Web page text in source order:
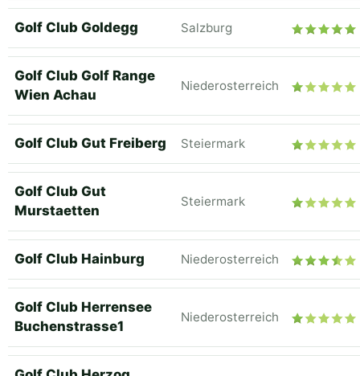
Golf Club Goldegg Salzburg
Golf Club Golf Range
Wien Achau
Niederosterreich
Golf Club Gut Freiberg Steiermark
Golf Club Gut
Murstaetten
Steiermark
Golf Club Hainburg Niederosterreich
Golf Club Herrensee
Buchenstrasse1
Niederosterreich